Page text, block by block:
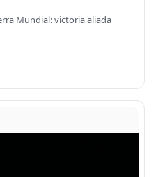
Mundial: victoria aliada